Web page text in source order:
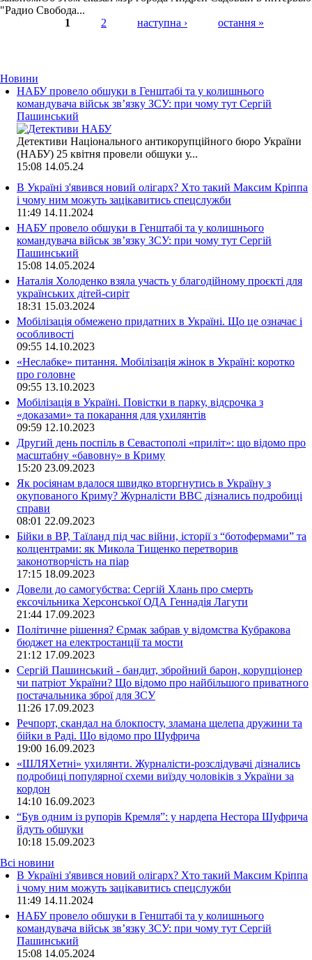
"Радио Свобода...
1 2 наступна › остання »
Новини
НАБУ провело обшуки в Генштабі та у колишнього
командувача військ зв’язку ЗСУ: при чому тут Сергій
Пашинський
Детективи Національного антикорупційного бюро України
(НАБУ) 25 квітня провели обшуки у...
15:08 14.05.24
В Україні з'явився новий олігарх? Хто такий Максим Кріппа
і чому ним можуть зацікавитись спецслужби
11:49 14.11.2024
НАБУ провело обшуки в Генштабі та у колишнього
командувача військ зв’язку ЗСУ: при чому тут Сергій
Пашинський
15:08 14.05.2024
Наталія Холоденко взяла участь у благодійному проєкті для
українських дітей-сиріт
18:31 15.03.2024
Мобілізація обмежено придатних в Україні. Що це означає і
особливості
09:55 14.10.2023
«Неслабке» питання. Мобілізація жінок в Україні: коротко
про головне
09:55 13.10.2023
Мобілізація в Україні. Повістки в парку, відсрочка з
«доказами» та покарання для ухилянтів
09:59 12.10.2023
Другий день поспіль в Севастополі «приліт»: що відомо про
масштабну «бавовну» в Криму
15:20 23.09.2023
Як росіянам вдалося швидко вторгнутись в Україну з
окупованого Криму? Журналісти ВВС дізнались подробиці
справи
08:01 22.09.2023
Бійки в ВР, Таїланд під час війни, історії з “ботофермами” та
колцентрами: як Микола Тищенко перетворив
законотворчість на піар
17:15 18.09.2023
Довели до самогубства: Сергій Хлань про смерть
ексочільника Херсонської ОДА Геннадія Лагути
21:44 17.09.2023
Політичне рішення? Єрмак забрав у відомства Кубракова
бюджет на електростанції та мости
21:12 17.09.2023
Сергій Пашинський - бандит, збройний барон, корупціонер
чи патріот України? Що відомо про найбільшого приватного
постачальника зброї для ЗСУ
11:26 17.09.2023
Речпорт, скандал на блокпосту, зламана щелепа дружини та
бійки в Раді. Що відомо про Шуфрича
19:00 16.09.2023
«ШЛЯХетні» ухилянти. Журналісти-розслідувачі дізнались
подробиці популярної схеми виїзду чоловіків з України за
кордон
14:10 16.09.2023
“Був одним із рупорів Кремля”: у нардепа Нестора Шуфрича
йдуть обшуки
10:18 15.09.2023
Всі новини
В Україні з'явився новий олігарх? Хто такий Максим Кріппа
і чому ним можуть зацікавитись спецслужби
11:49 14.11.2024
НАБУ провело обшуки в Генштабі та у колишнього
командувача військ зв’язку ЗСУ: при чому тут Сергій
Пашинський
15:08 14.05.2024